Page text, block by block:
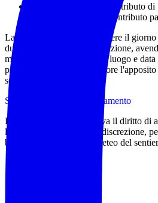
Adulti tessera €15 + contributo
Minori tessera €10 + contributo
La tessera si potrà sottoscrivere il giorno
durata 365 gg dalla sottoscrizione,
messaggio whatsapp anche luogo e
presentare all'accompagnatore
seguente link:
Scarica il modulo di tesseramento
L'accompagnatore si riserva il diritto di
l'itinerario proposto a sua discrezione,
base alle condizioni del meteo del